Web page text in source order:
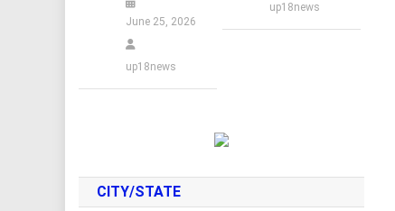
June 25, 2026
up18news
up18news
CITY/STATE